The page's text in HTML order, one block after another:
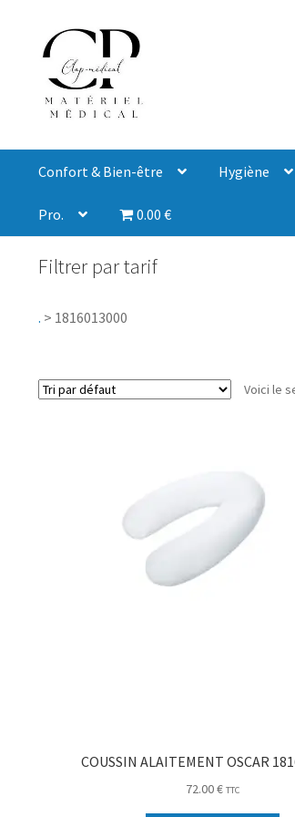
Confort & Bien-être Hygiène
Pro. 0.00 €
Filtrer par tarif
. > 1816013000
Voici le
COUSSIN ALAITEMENT OSCAR
72.00€ TTC